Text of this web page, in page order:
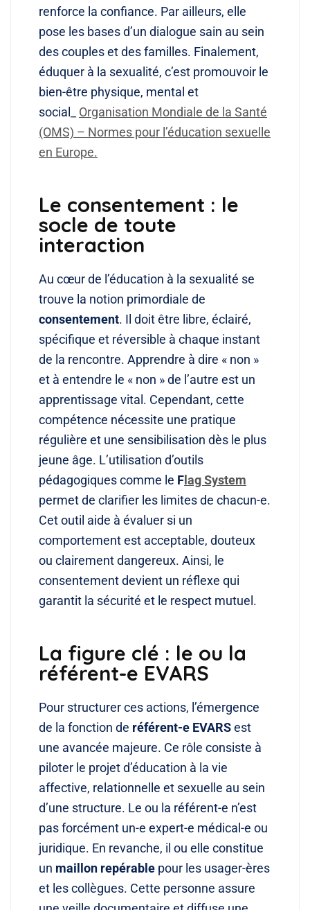
renforce la confiance. Par ailleurs, elle
pose les bases d’un dialogue sain au sein
des couples et des familles. Finalement,
éduquer à la sexualité, c’est promouvoir le
bien-être physique, mental et
social_ Organisation Mondiale de la Santé
(OMS) – Normes pour l’éducation sexuelle
en Europe.
Le consentement : le
socle de toute
interaction
Au cœur de l’éducation à la sexualité se
trouve la notion primordiale de
consentement. Il doit être libre, éclairé,
spécifique et réversible à chaque instant
de la rencontre. Apprendre à dire « non »
et à entendre le « non » de l’autre est un
apprentissage vital. Cependant, cette
compétence nécessite une pratique
régulière et une sensibilisation dès le plus
jeune âge. L’utilisation d’outils
pédagogiques comme le F lag System
permet de clarifier les limites de chacun-e.
Cet outil aide à évaluer si un
comportement est acceptable, douteux
ou clairement dangereux. Ainsi, le
consentement devient un réflexe qui
garantit la sécurité et le respect mutuel.
La figure clé : le ou la
référent-e EVARS
Pour structurer ces actions, l’émergence
de la fonction de référent-e EVARSest
une avancée majeure. Ce rôle consiste à
piloter le projet d’éducation à la vie
affective, relationnelle et sexuelle au sein
d’une structure. Le ou la référent-e n’est
pas forcément un-e expert-e médical-e ou
juridique. En revanche, il ou elle constitue
un maillon repérable pour les usager-ères
et les collègues. Cette personne assure